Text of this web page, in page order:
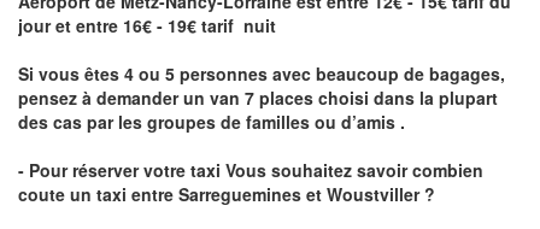
jour et entre 16€ - 19€ tarif nuit
Si vous êtes 4 ou 5 personnes avec beaucoup de bagages,
pensez à demander un van 7 places choisi dans la plupart
des cas par les groupes de familles ou d’amis .
- Pour réserver votre taxi Vous souhaitez savoircombien
coute un taxi entre Sarreguemines et Woustviller ?